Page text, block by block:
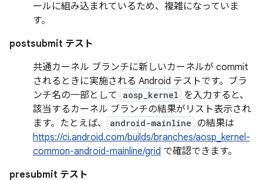
ールに組み込まれているため、複雑になっていま
す。
postsubmit テスト
共通カーネル ブランチに新しいカーネルが commit
されるときに実施される Android テストです。ブラ
ンチ名の一部として
aosp_kernel を入力すると、
該当するカーネル ブランチの結果がリスト表示され
ます。たとえば、
android-mainline の結果は
https://ci.android.com/builds/branches/aosp_kernel-
common-android-mainline/grid で確認できます。
presubmit テスト